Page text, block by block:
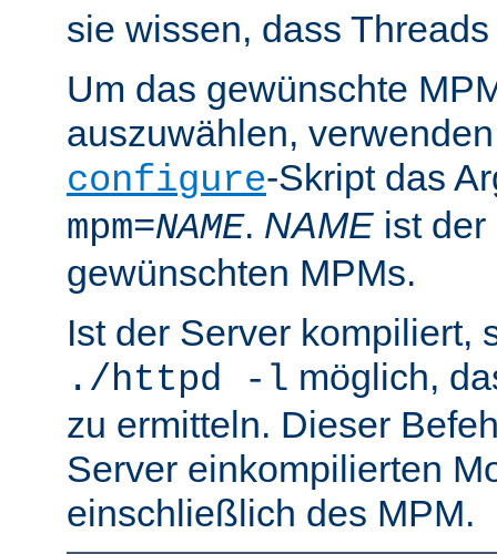
sie wissen, dass
Um das gewünschte
auszuwählen,
configure-Skript das
mpm=NAME. NAME ist
gewünschten MPMs.
Ist der Server kompiliert,
./httpd -l möglich,
zu ermitteln. Dieser
Server einkompilierten
einschließlich des MPM.